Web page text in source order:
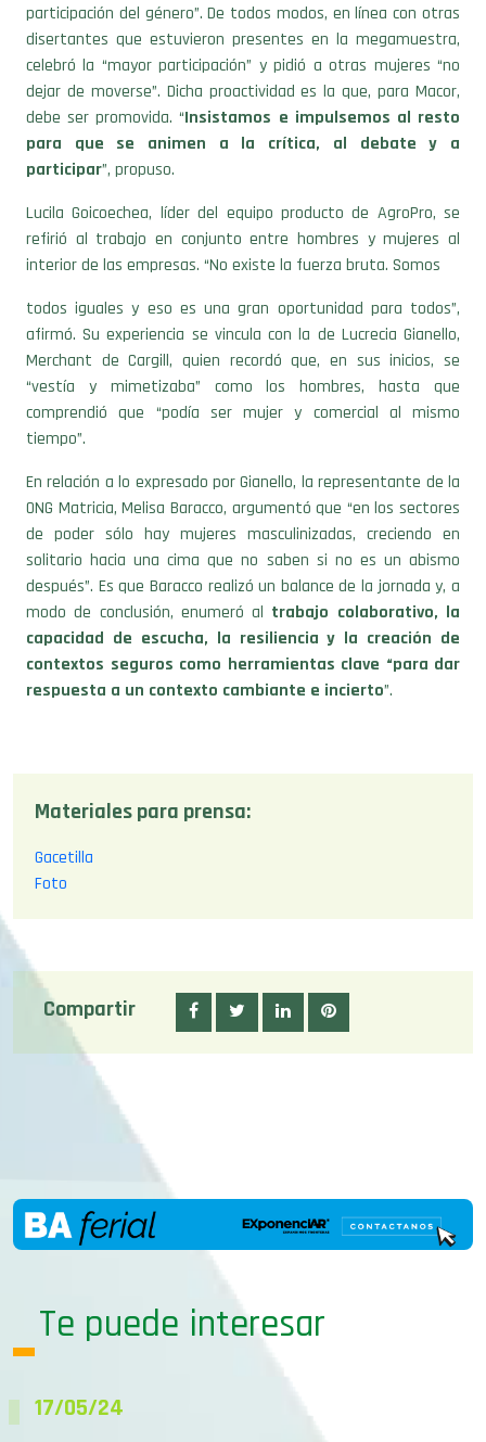
participación del género”. De todos modos, en línea con otras
disertantes que estuvieron presentes en la megamuestra,
celebró la “mayor participación” y pidió a otras mujeres “no
dejar de moverse”. Dicha proactividad es la que, para Macor,
debe ser promovida. “Insistamos e impulsemos al resto
para que se animen a la crítica, al debate y a
participar”, propuso.
Lucila Goicoechea, líder del equipo producto de AgroPro, se
refirió al trabajo en conjunto entre hombres y mujeres al
interior de las empresas. “No existe la fuerza bruta. Somos
todos iguales y eso es una gran oportunidad para todos”,
afirmó. Su experiencia se vincula con la de Lucrecia Gianello,
Merchant de Cargill, quien recordó que, en sus inicios, se
“vestía y mimetizaba” como los hombres, hasta que
comprendió que “podía ser mujer y comercial al mismo
tiempo”.
En relación a lo expresado por Gianello, la representante de la
ONG Matricia, Melisa Baracco, argumentó que “en los sectores
de poder sólo hay mujeres masculinizadas, creciendo en
solitario hacia una cima que no saben si no es un abismo
después”. Es que Baracco realizó un balance de la jornada y, a
modo de conclusión, enumeró al trabajo colaborativo, la
capacidad de escucha, la resiliencia y la creación de
contextos seguros como herramientas clave “para dar
respuesta a un contexto cambiante e incierto”.
Materiales para prensa:
Gacetilla
Foto
Compartir
Te puede interesar
17/05/24